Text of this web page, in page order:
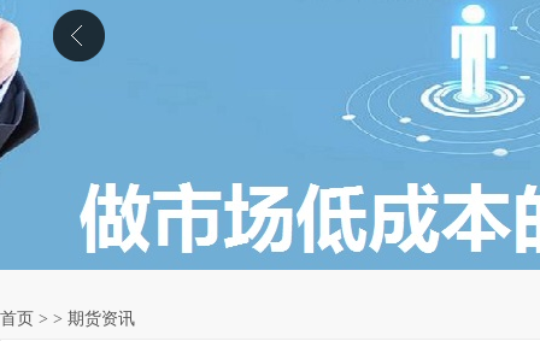
首页 > > 期货资讯